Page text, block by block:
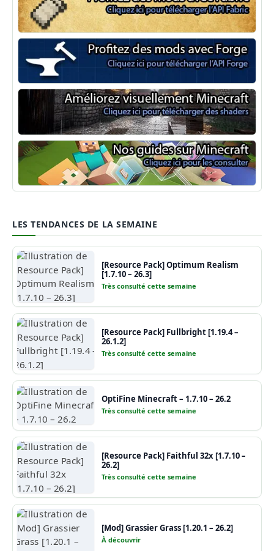
Minecraft Fabric
Minecraft Forge
Shaders Minecraft
Guide Minecraft
LES TENDANCES DE LA SEMAINE
[Resource Pack] Optimum Realism
[1.7.10 – 26.3]
Très consulté cette semaine
[Resource Pack] Fullbright [1.19.4 –
26.1.2]
Très consulté cette semaine
OptiFine Minecraft – 1.7.10 – 26.2
Très consulté cette semaine
[Resource Pack] Faithful 32x [1.7.10 –
26.2]
Très consulté cette semaine
[Mod] Grassier Grass [1.20.1 – 26.2]
À découvrir